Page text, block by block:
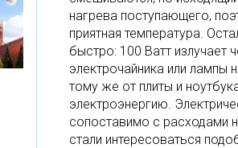
нагрева поступающего,
приятная температура.
быстро: 100 Ватт излучает
электрочайника или лампы
тому же от плиты и
электроэнергию.
сопоставимо с расходами
стали интересоваться